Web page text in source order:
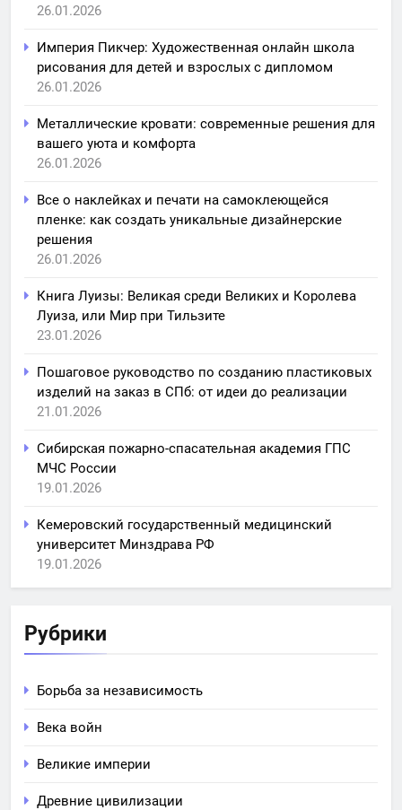
26.01.2026
Империя Пикчер: Художественная онлайн школа
рисования для детей и взрослых с дипломом
26.01.2026
Металлические кровати: современные решения для
вашего уюта и комфорта
26.01.2026
Все о наклейках и печати на самоклеющейся
пленке: как создать уникальные дизайнерские
решения
26.01.2026
Книга Луизы: Великая среди Великих и Королева
Луиза, или Мир при Тильзите
23.01.2026
Пошаговое руководство по созданию пластиковых
изделий на заказ в СПб: от идеи до реализации
21.01.2026
Сибирская пожарно-спасательная академия ГПС
МЧС России
19.01.2026
Кемеровский государственный медицинский
университет Минздрава РФ
19.01.2026
Рубрики
Борьба за независимость
Века войн
Великие империи
Древние цивилизации